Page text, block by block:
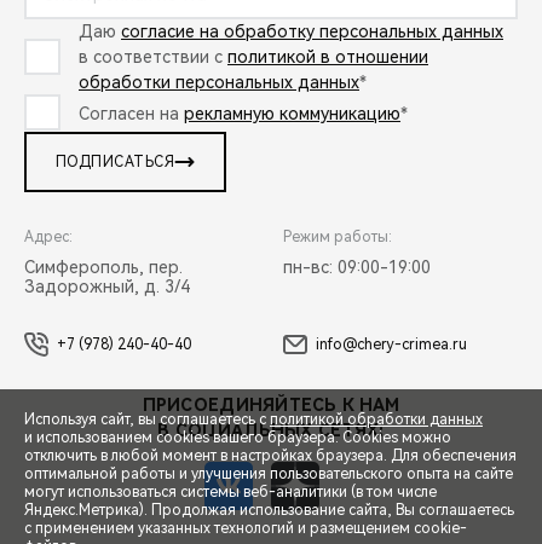
Даю согласие на обработку персональных данных
в соответствии с политикой в отношении
обработки персональных данных*
Согласен на рекламную коммуникацию*
ПОДПИСАТЬСЯ
Адрес:
Симферополь, пер.
Задорожный, д. 3/4
Режим работы:
пн-вс: 09:00-19:00
+7 (978) 240-40-40 info@chery-crimea.ru
ПРИСОЕДИНЯЙТЕСЬ К НАМ
В СОЦИАЛЬНЫХ СЕТЯХ:
Используя сайт, вы соглашаетесь с политикой обработки данных
и использованием cookies вашего браузера. Cookies можно
отключить в любой момент в настройках браузера. Для обеспечения
оптимальной работы и улучшения пользовательского опыта на сайте
могут использоваться системы веб-аналитики (в том числе
Яндекс.Метрика). Продолжая использование сайта, Вы соглашаетесь
с применением указанных технологий и размещением cookie-